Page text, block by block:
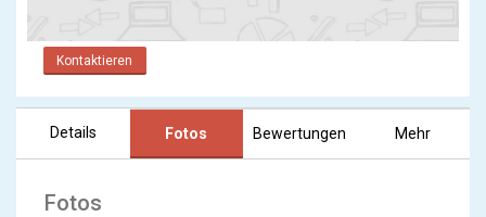
Kontaktieren
Details Fotos Bewertungen Mehr
Fotos